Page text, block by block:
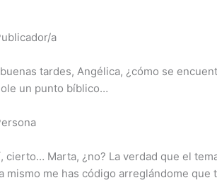
a
tardes, Angélica, ¿cómo se
un punto bíblico…
cierto… Marta, ¿no? La verdad que el
mismo me has código arreglándome